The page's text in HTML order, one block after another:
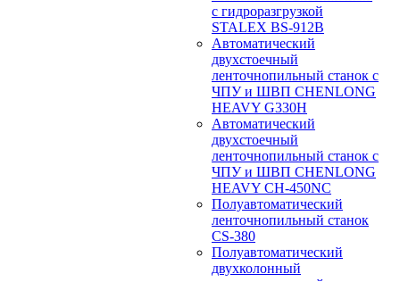
с гидроразгрузкой
STALEX BS-912B
Автоматический
двухстоечный
ленточнопильный станок с
ЧПУ и ШВП CHENLONG
HEAVY G330H
Автоматический
двухстоечный
ленточнопильный станок с
ЧПУ и ШВП CHENLONG
HEAVY CH-450NC
Полуавтоматический
ленточнопильный станок
CS-380
Полуавтоматический
двухколонный